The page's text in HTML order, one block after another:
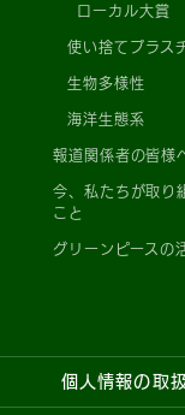
ローカル大賞
使い捨てプラス
生物多様性
海洋生態系
報道関係者の皆様
今、私たちが取り
こと
グリーンピースの
個人情報の取